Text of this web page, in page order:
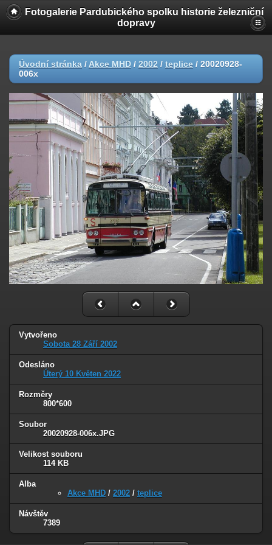
Fotogalerie Pardubického spolku historie železniční
dopravy
Úvodní stránka / Akce MHD / 2002 / teplice / 20020928-
006x
Vytvořeno
Sobota 28 Září 2002
Odesláno
Úterý 10 Květen 2022
Rozměry
800*600
Soubor
20020928-006x.JPG
Velikost souboru
114 KB
Alba
Akce MHD / 2002 / teplice
Návštěv
7389